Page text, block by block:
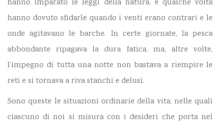
hanno imparato le leggi della natura, e qualche volta
hanno dovuto sfidarle quando i venti erano contrari e le
onde agitavano le barche. In certe giornate, la pesca
abbondante ripagava la dura fatica, ma, altre volte,
l’impegno di tutta una notte non bastava a riempire le
reti e si tornava a riva stanchi e delusi.
Sono queste le situazioni ordinarie della vita, nelle quali
ciascuno di noi si misura con i desideri che porta nel